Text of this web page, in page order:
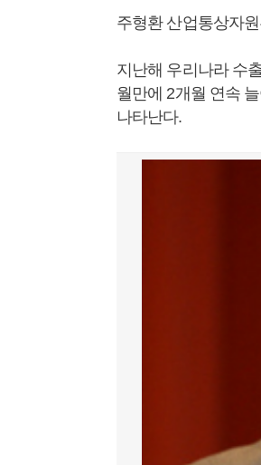
주형환 산업통상자
지난해 우리나라 수
월만에 2개월 연속
나타난다.